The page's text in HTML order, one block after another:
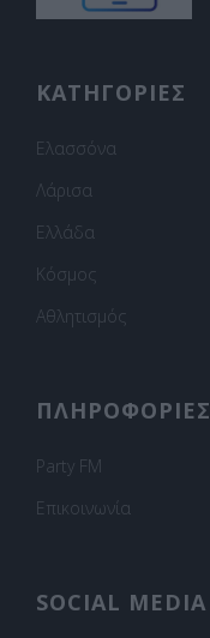
ΚΑΤΗΓΟΡΙΕΣ
Ελασσόνα
Λάρισα
Ελλάδα
Κόσμος
Αθλητισμός
ΠΛΗΡΟΦΟΡΙΕΣ
Party FM
Επικοινωνία
SOCIAL MEDIA